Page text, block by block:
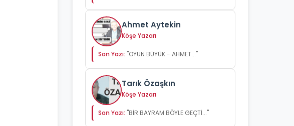
Ahmet Aytekin
Köşe Yazarı
Son Yazı: "OYUN BÜYÜK - AHMET..."
Tarık Özaşkın
Köşe Yazarı
Son Yazı: "BİR BAYRAM BÖYLE GEÇTİ..."